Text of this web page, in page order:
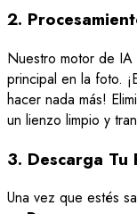
2.
Nuestro motor de IA
principal en la foto.
hacer nada más!
un lienzo limpio y
3. Descarga Tu
Una vez que estés